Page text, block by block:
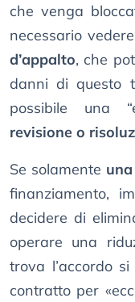
che venga
necessario
d’appalto, che
danni di questo
possibile una
revisione o
Se solamente
finanziamento,
decidere di
operare una
trova l’accordo
contratto per